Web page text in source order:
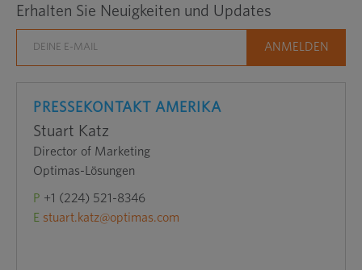
Erhalten Sie Neuigkeiten und Updates
PRESSEKONTAKT AMERIKA
Stuart Katz
Director of Marketing
Optimas-Lösungen
P +1 (224) 521-8346
E stuart.katz@optimas.com